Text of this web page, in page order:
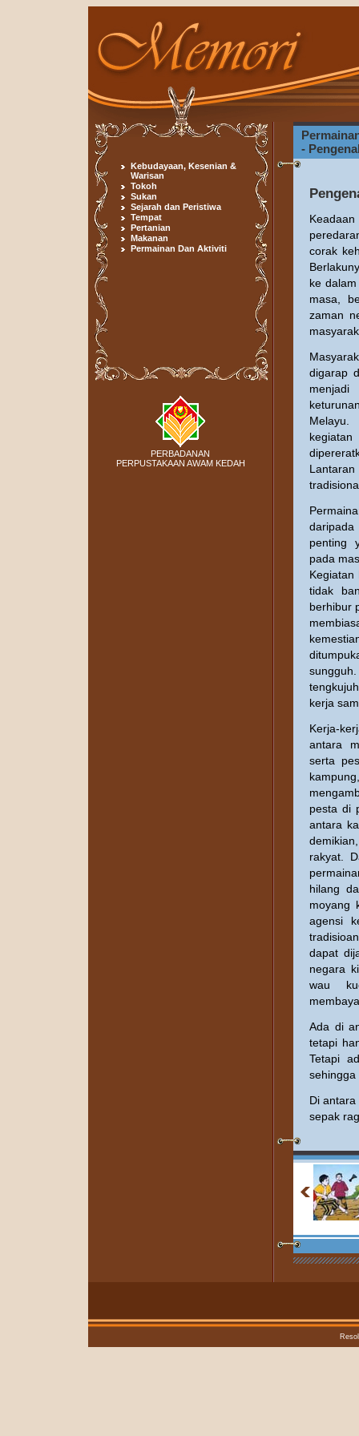
Kebudayaan, Kesenian &
Warisan
Tokoh
Sukan
Sejarah dan Peristiwa
Tempat
Pertanian
Makanan
Permainan Dan Aktiviti
PERBADANAN
PERPUSTAKAAN AWAM KEDAH
-
corak
ke
masa,
zaman
digarap
Melayu.
penting
pada
Kegiatan
tidak
berhibur
kerja
Kerja-
antara
serta
pesta di
antara
rakyat.
hilang
moyang
agensi
dapat
negara
wau
Ada di
tetapi
Tetapi
sehingga
Di
sepak